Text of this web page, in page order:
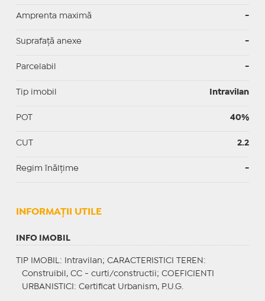
Amprenta maximă -
Suprafață anexe -
Parcelabil -
Tip imobil Intravilan
POT 40%
CUT 2.2
Regim înălțime -
INFORMAŢII UTILE
INFO IMOBIL
TIP IMOBIL : Intravilan; CARACTERISTICI TEREN :
Construibil, CC - curti/constructii; COEFICIENTI
URBANISTICI : Certificat Urbanism, P.U.G.